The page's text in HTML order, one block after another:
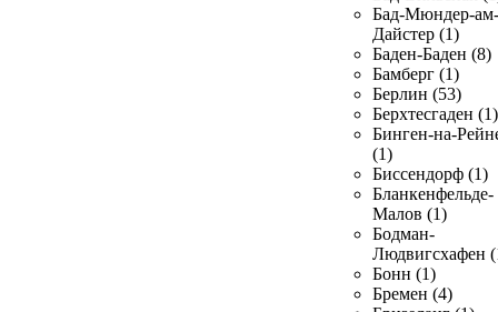
Бад-Мюндер-ам-
Дайстер (1)
Баден-Баден (8)
Бамберг (1)
Берлин (53)
Берхтесгаден (1)
Бинген-на-
(1)
Биссендорф (1)
Бланкенфельде-
Малов (1)
Бодман-
Людвигсхафен
Бонн (1)
Бремен (4)